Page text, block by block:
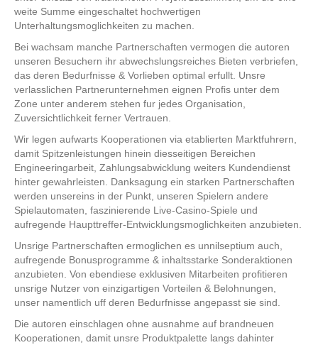
weite Summe eingeschaltet hochwertigen
Unterhaltungsmoglichkeiten zu machen.
Bei wachsam manche Partnerschaften vermogen die autoren
unseren Besuchern ihr abwechslungsreiches Bieten verbriefen,
das deren Bedurfnisse & Vorlieben optimal erfullt. Unsre
verlasslichen Partnerunternehmen eignen Profis unter dem
Zone unter anderem stehen fur jedes Organisation,
Zuversichtlichkeit ferner Vertrauen.
Wir legen aufwarts Kooperationen via etablierten Marktfuhrern,
damit Spitzenleistungen hinein diesseitigen Bereichen
Engineeringarbeit, Zahlungsabwicklung weiters Kundendienst
hinter gewahrleisten. Danksagung ein starken Partnerschaften
werden unsereins in der Punkt, unseren Spielern andere
Spielautomaten, faszinierende Live-Casino-Spiele und
aufregende Haupttreffer-Entwicklungsmoglichkeiten anzubieten.
Unsrige Partnerschaften ermoglichen es unnilseptium auch,
aufregende Bonusprogramme & inhaltsstarke Sonderaktionen
anzubieten. Von ebendiese exklusiven Mitarbeiten profitieren
unsrige Nutzer von einzigartigen Vorteilen & Belohnungen,
unser namentlich uff deren Bedurfnisse angepasst sie sind.
Die autoren einschlagen ohne ausnahme auf brandneuen
Kooperationen, damit unsre Produktpalette langs dahinter